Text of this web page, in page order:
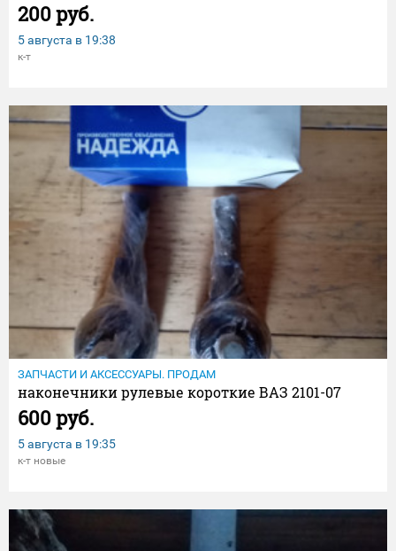
200 руб.
5 августа в 19:38
к-т
ЗАПЧАСТИ И АКСЕССУАРЫ. ПРОДАМ
наконечники рулевые короткие ВАЗ 2101-07
600 руб.
5 августа в 19:35
к-т новые